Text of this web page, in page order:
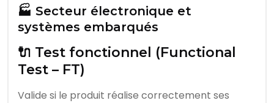
🏭 Secteur électronique et
systèmes embarqués
🔌 Test fonctionnel (Functional
Test – FT)
Valide si le produit réalise correctement ses